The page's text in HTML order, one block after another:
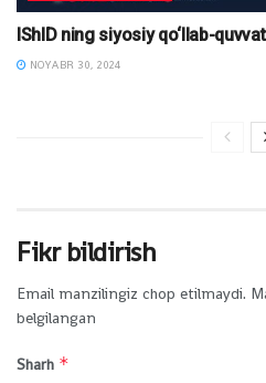
IShID ning siyosiy qo‘llab-
NOYABR 30, 2024
Fikr bildirish
Email manzilingiz chop etilmaydi.
belgilangan
Sharh *